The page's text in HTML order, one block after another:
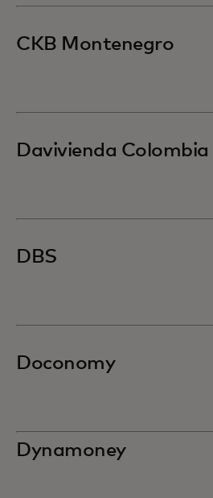
CKB Montenegro
Davivienda Colombia
DBS
Doconomy
Dynamoney